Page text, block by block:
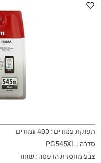
תפוקת עמודים : 400 עמודים
סדרה : PG545XL
צבע מחסנית הדפסה : שחור